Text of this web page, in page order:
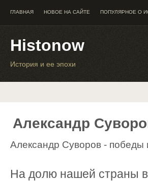
ГЛАВНАЯ НОВОЕ НА САЙТЕ ПОПУЛЯРНОЕ О
Histonow
История и ее эпохи
Александр
Александр Суворов - победы
На долю нашей страны